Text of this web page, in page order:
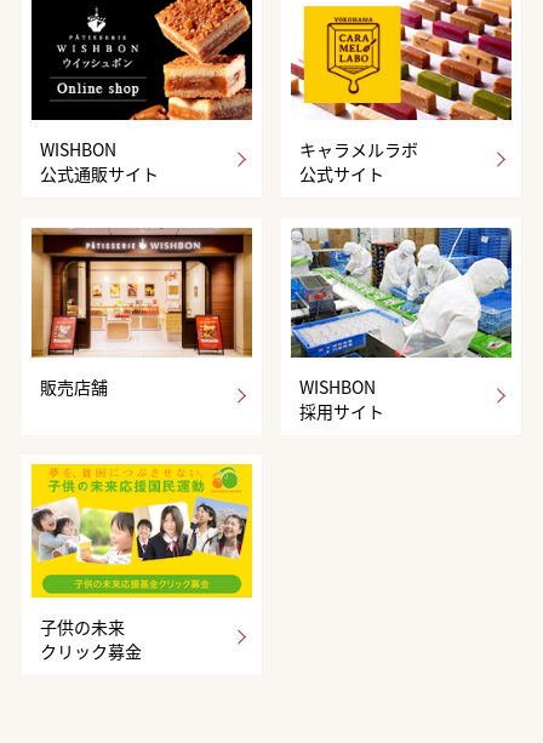
WISHBON
公式通販サイト
キャラメルラボ
公式サイト
販売店舗
WISHBON
採用サイト
子供の未来
クリック募金